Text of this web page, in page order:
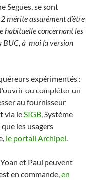
Segues, se sont
mérite assurément d’être
habituelle concernant les
BUC, à moi la version
expérimentés :
ou compléter un
au fournisseur
via le SIGB , Système
les usagers
le portail Archipel
et Paul peuvent
en commande, en